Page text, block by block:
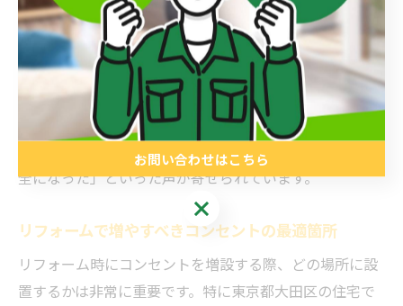
将来の家電追加も見越した配置が重要です。
電気屋による増設工事は、配線の安全性や施工の丁寧さ
が求められます。プロの技術でしっかりとした施工を行
うことで、漏電や過電流といったトラブルを未然に防ぐ
ことができます。実際に、施工後のお客様からは「使い
勝手が格段に良くなった」「タコ足配線が不要になり安
全になった」といった声が寄せられています。
リフォームで増やすべきコンセントの最適箇所
リフォーム時にコンセントを増設する際、どの場所に設
置するかは非常に重要です。特に東京都大田区の住宅で
お問い合わせはこちら
お問い合わせはこちら